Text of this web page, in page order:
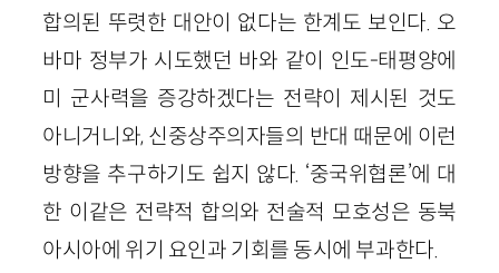
합의된 뚜렷한 대안이 없다는 한계도 보인다. 오
바마 정부가 시도했던 바와 같이 인도-태평양에
미 군사력을 증강하겠다는 전략이 제시된 것도
아니거니와, 신중상주의자들의 반대 때문에 이런
방향을 추구하기도 쉽지 않다. ‘중국위협론’에 대
한 이같은 전략적 합의와 전술적 모호성은 동북
아시아에 위기 요인과 기회를 동시에 부과한다.